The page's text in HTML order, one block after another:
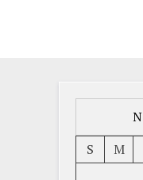
S
M